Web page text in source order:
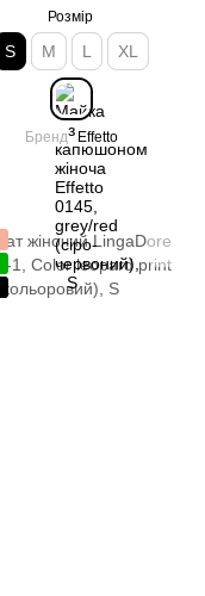
Розмір
S M L XL
Бренд Effetto